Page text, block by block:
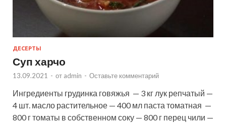
ДЕСЕРТЫ
Суп харчо
13.09.2021 - от admin - Оставьте комментарий
Ингредиенты грудинка говяжья — 3 кг лук репчатый —
4 шт. масло растительное — 400 мл паста томатная —
800 г томаты в собственном соку — 800 г перец чили —